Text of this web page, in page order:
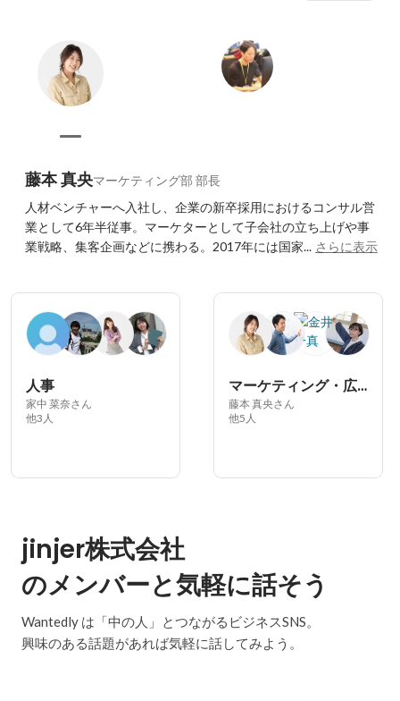
藤本 真央マーケティング部 部長
人材ベンチャーへ入社し、企業の新卒採用におけるコンサル営
業として6年半従事。マーケターとして子会社の立ち上げや事
業戦略、集客企画などに携わる。2017年には国家... さらに表示
人事
家中 菜奈さん
他3人
マーケティング・広報
藤本 真央さん
他5人
jinjer株式会社
のメンバーと気軽に話そう
Wantedly は「中の人」とつながるビジネスSNS。
興味のある話題があれば気軽に話してみよう。